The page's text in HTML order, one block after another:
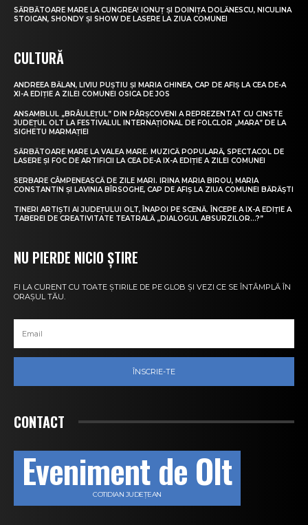
SĂRBĂTOARE MARE LA CUNGREA! IONUȚ ȘI DOINIȚA DOLĂNESCU, NICULINA
STOICAN, SHONDY ȘI SHOW DE LASERE LA ZIUA COMUNEI
CULTURĂ
ANDREEA BĂLAN, LIVIU PUȘTIU ȘI MARIA GHINEA, CAP DE AFIȘ LA CEA DE-A
XI-A EDIȚIE A ZILEI COMUNEI OSICA DE JOS
ANSAMBLUL „BRÂULEȚUL” DIN PÂRȘCOVENI A REPREZENTAT CU CINSTE
JUDEȚUL OLT LA FESTIVALUL INTERNAȚIONAL DE FOLCLOR „MARA” DE LA
SIGHETU MARMAȚIEI
SĂRBĂTOARE MARE LA VALEA MARE. MUZICĂ POPULARĂ, SPECTACOL DE
LASERE ȘI FOC DE ARTIFICII LA CEA DE-A IX-A EDIȚIE A ZILEI COMUNEI
SERBARE CÂMPENEASCĂ DE ZILE MARI. IRINA MARIA BIROU, MARIA
CONSTANTIN ȘI LAVINIA BÎRSOGHE, CAP DE AFIȘ LA ZIUA COMUNEI BĂRĂȘTI
TINERI ARTIȘTI AI JUDEȚULUI OLT, ÎNAPOI PE SCENĂ. ÎNCEPE A IX-A EDIȚIE A
TABEREI DE CREATIVITATE TEATRALĂ „DIALOGUL ABSURZILOR…?”
NU PIERDE NICIO ȘTIRE
FI LA CURENT CU TOATE ȘTIRILE DE PE GLOB ȘI VEZI CE SE ÎNTÂMPLĂ ÎN
ORAȘUL TĂU.
ÎNSCRIE-TE
CONTACT
Eveniment de Olt
COTIDIAN JUDEȚEAN